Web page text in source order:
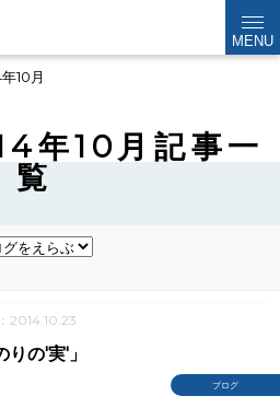
MENU
10月
年10月記事一
覧
2014.10.23
ブログ
りの'実'」